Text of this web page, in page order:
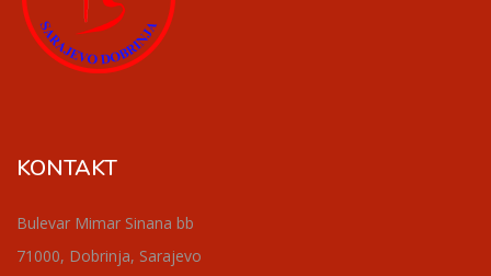
KONTAKT
Bulevar Mimar Sinana bb
71000, Dobrinja, Sarajevo